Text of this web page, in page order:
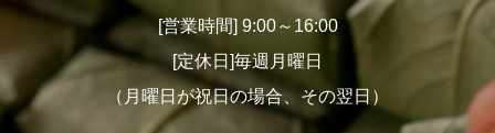
[営業時間] 9:00～16:00
[定休日]毎週月曜日
（月曜日が祝日の場合、その翌日）